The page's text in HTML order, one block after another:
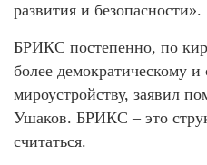
развития и безопасности».
БРИКС постепенно, по
более демократическому
мироустройству, заявил
Ушаков. БРИКС – это
считаться.